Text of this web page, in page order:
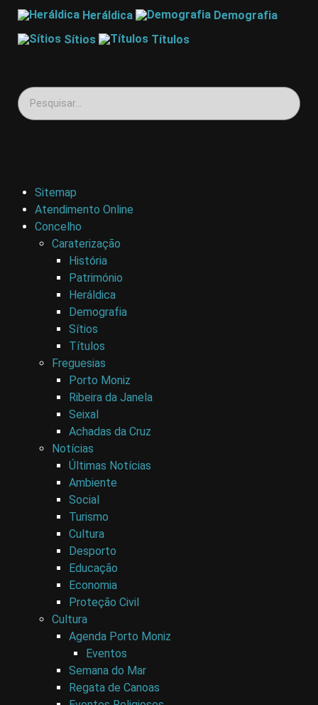
Heráldica
Demografia
Sítios
Títulos
Sitemap
Atendimento Online
Concelho
Caraterização
História
Património
Heráldica
Demografia
Sítios
Títulos
Freguesias
Porto Moniz
Ribeira da Janela
Seixal
Achadas da Cruz
Notícias
Últimas Notícias
Ambiente
Social
Turismo
Cultura
Desporto
Educação
Economia
Proteção Civil
Cultura
Agenda Porto Moniz
Eventos
Semana do Mar
Regata de Canoas